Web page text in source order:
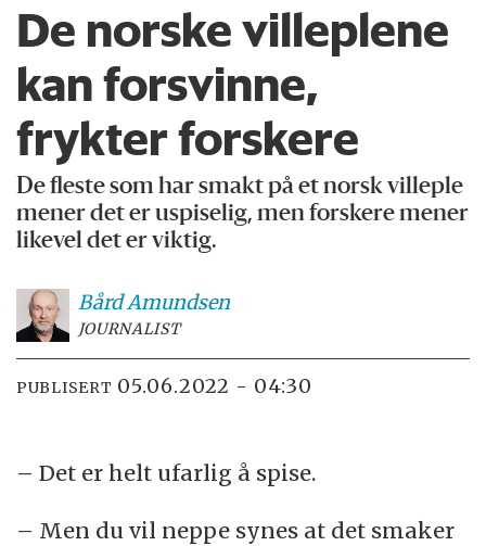
De norske villeplene
kan forsvinne,
frykter forskere
De fleste som har smakt på et norsk villeple
mener det er uspiselig, men forskere mener
likevel det er viktig.
BårdAmundsen
JOURNALIST
PUBLISERT 05.06.2022 - 04:30
– Det er helt ufarlig å spise.
– Men du vil neppe synes at det smaker